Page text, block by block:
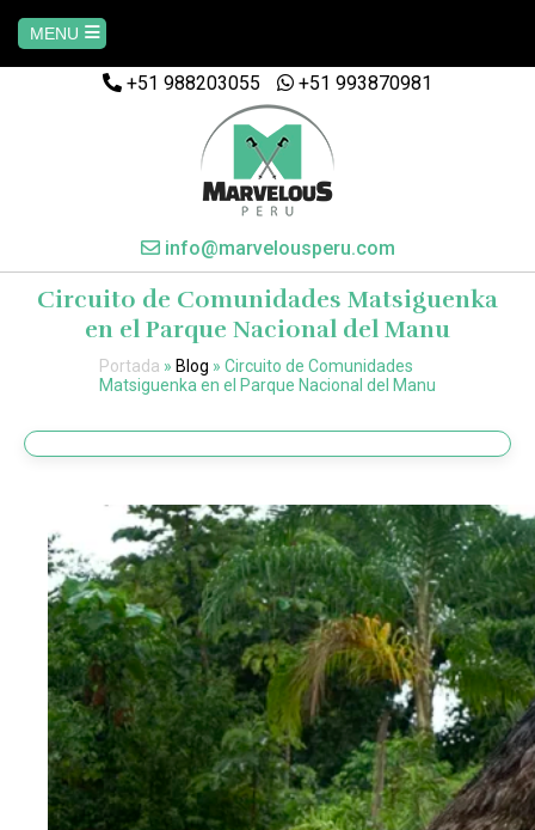
MENU
Home
MACHUPICCHU
PAQUETES
MANU
Blog
Contactanos
+51 988203055 +51 993870981
info@marvelousperu.com
Circuito de Comunidades Matsiguenka
en el Parque Nacional del Manu
Portada » Blog » Circuito de Comunidades
Matsiguenka en el Parque Nacional del Manu